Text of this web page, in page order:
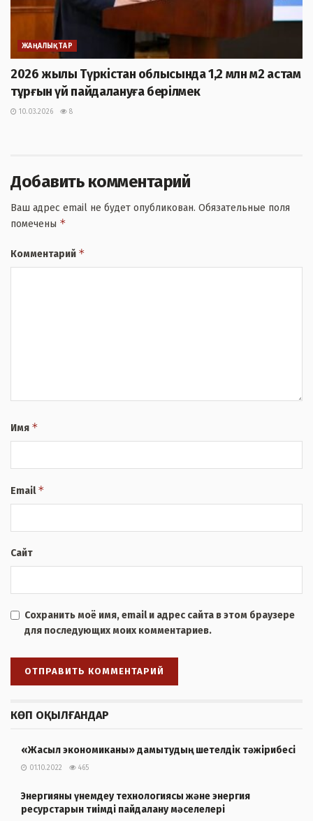
ЖАҢАЛЫҚТАР
2026 жылы Түркістан облысында 1,2 млн м2 астам
тұрғын үй пайдалануға берілмек
10.03.2026 8
Добавить комментарий
Ваш адрес email не будет опубликован. Обязательные поля
помечены *
Комментарий *
Имя *
Email*
Сайт
Сохранить моё имя, email и адрес сайта в этом браузере
для последующих моих комментариев.
КӨП ОҚЫЛҒАНДАР
«Жасыл экономиканы» дамытудың шетелдік тәжірибесі
01.10.2022 465
Энергияны үнемдеу технологиясы және энергия
ресурстарын тиімді пайдалану мәселелері